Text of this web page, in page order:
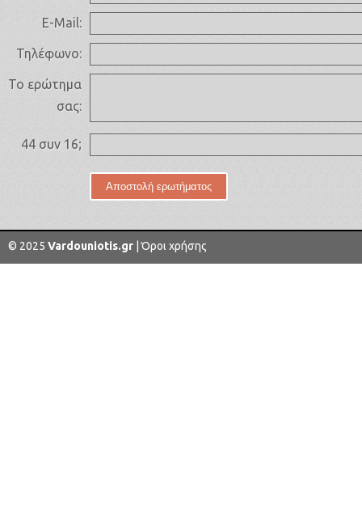
E-Mail:
Τηλέφωνο:
Το ερώτημα
σας:
44 συν 16;
© 2025 Vardouniotis.gr Όροι χρήσης